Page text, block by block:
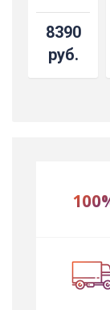
8390
руб.